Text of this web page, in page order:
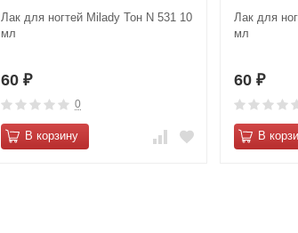
Лак для ногтей Milady Тон N 531 10
мл
60 ₽
0
В корзину
Лак для
мл
60 ₽
В